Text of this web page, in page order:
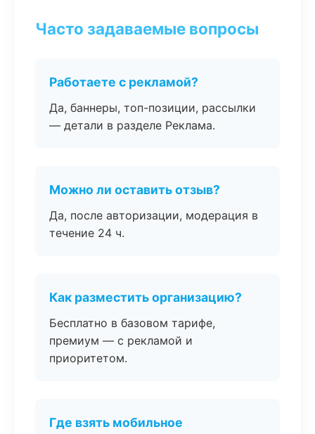
Часто задаваемые вопросы
Работаете с рекламой?
Да, баннеры, топ-позиции, рассылки
— детали в разделе Реклама.
Можно ли оставить отзыв?
Да, после авторизации, модерация в
течение 24 ч.
Как разместить организацию?
Бесплатно в базовом тарифе,
премиум — с рекламой и
приоритетом.
Где взять мобильное